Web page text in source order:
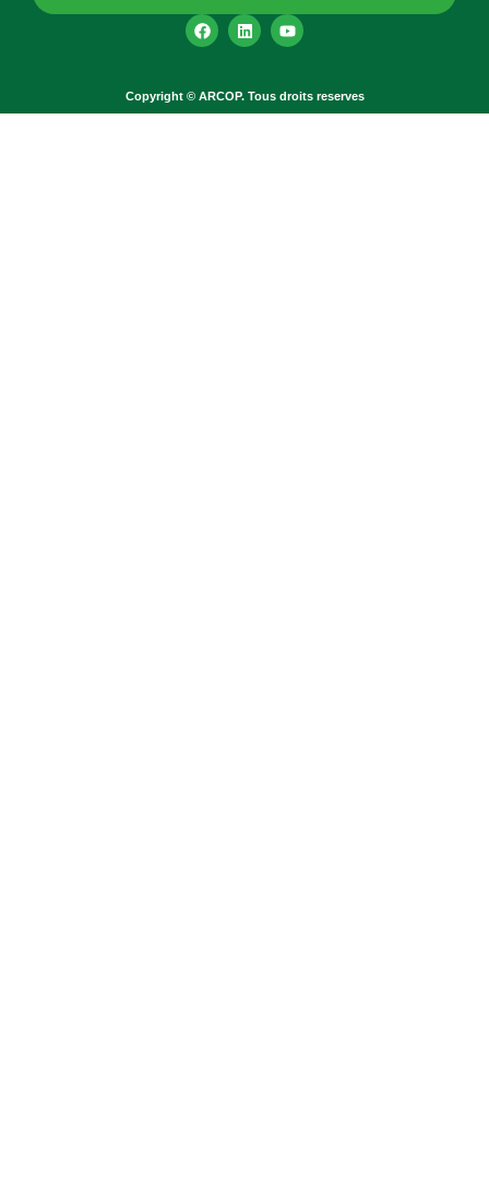
Copyright © ARCOP. Tous droits reserves